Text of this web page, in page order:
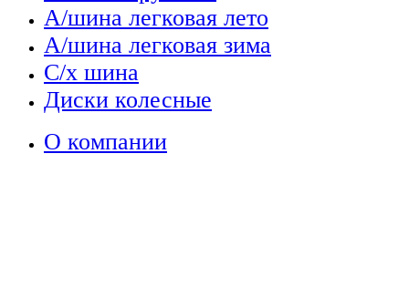
А/шина легковая лето
А/шина легковая зима
С/х шина
Диски колесные
О компании